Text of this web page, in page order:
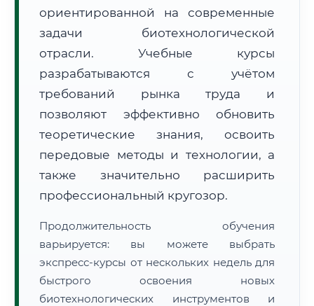
Расчет логистики оригиналов:
• Маршрут транзита:~2 199 км
• Экспресс-доставка СДЭК / Почтой: 3–5 рабочих дней
📜 Документы и аккредитация ФИС ФРДО
Нажмите на документ для увеличения и просмотра
ориентированной на современные
задачи биотехнологической
отрасли. Учебные курсы
разрабатываются с учётом
требований рынка труда и
позволяют эффективно обновить
теоретические знания, освоить
передовые методы и технологии, а
также значительно расширить
профессиональный кругозор.
Продолжительность обучения
варьируется: вы можете выбрать
экспресс-курсы от нескольких недель для
быстрого освоения новых
биотехнологических инструментов и